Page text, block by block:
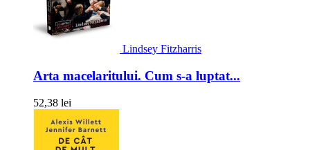
Lindsey Fitzharris
Arta macelaritului. Cum s-a luptat...
52,38 lei